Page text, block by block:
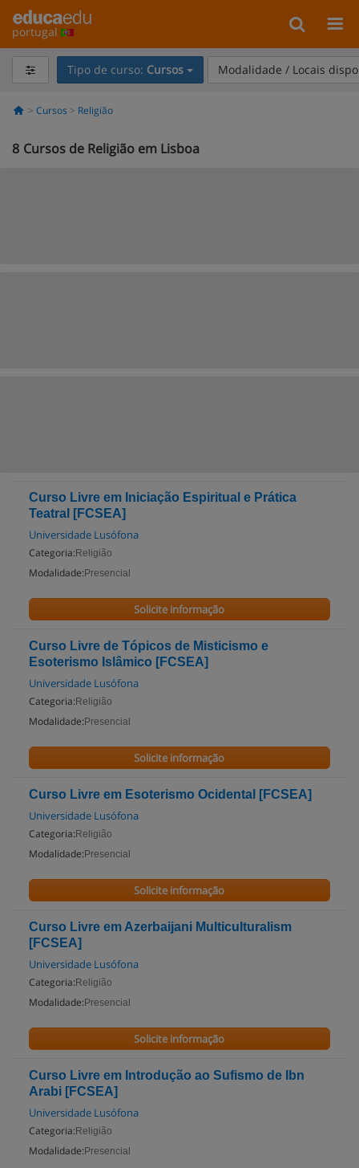
portugal
Tipo de curso: Cursos Modalidade / Locais
Cursos Religião
8 Cursos de Religião em Lisboa
Curso Livre em Iniciação Espiritual e Prática
Teatral [FCSEA]
Universidade Lusófona
Categoria: Religião
Modalidade: Presencial
Solicite informação
Curso Livre de Tópicos de Misticismo e
Esoterismo Islâmico [FCSEA]
Universidade Lusófona
Categoria: Religião
Modalidade: Presencial
Solicite informação
Curso Livre em Esoterismo Ocidental [FCSEA]
Universidade Lusófona
Categoria: Religião
Modalidade: Presencial
Solicite informação
Curso Livre em Azerbaijani Multiculturalism
[FCSEA]
Universidade Lusófona
Categoria: Religião
Modalidade: Presencial
Solicite informação
Curso Livre em Introdução ao Sufismo de Ibn
Arabi [FCSEA]
Universidade Lusófona
Categoria: Religião
Modalidade: Presencial